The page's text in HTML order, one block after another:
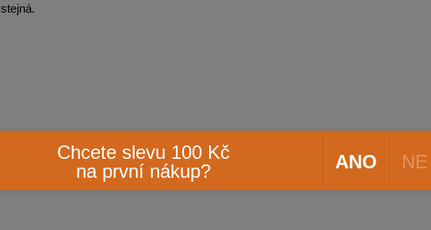
stejná.
Chcete slevu 100 Kč
na první nákup?
ANO NE